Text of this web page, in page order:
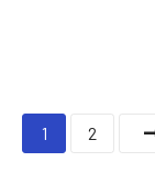
N1 2